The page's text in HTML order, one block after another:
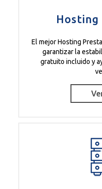
Hosting
El mejor Hosting
garantizar la
gratuito incluido y